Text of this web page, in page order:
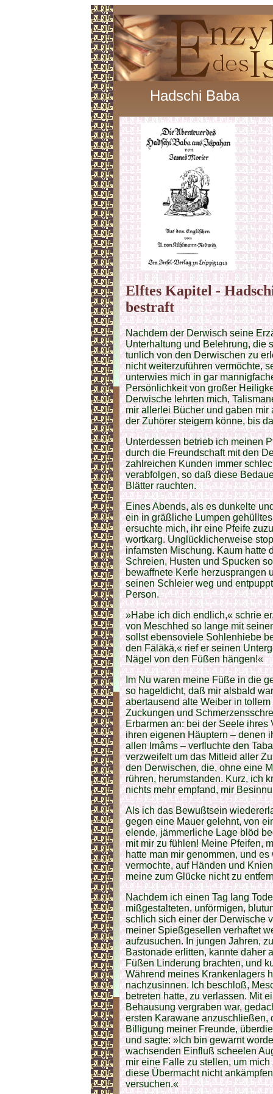
Hadschi Baba
Elftes Kapitel -
bestraft
Nachdem der Derwisch seine
Unterhaltung und Belehrung, die
tunlich von den Derwischen zu
nicht weiterzuführen vermöchte,
unterwies mich in gar
Persönlichkeit von großer
Derwische lehrten mich,
mir allerlei Bücher und gaben
der Zuhörer steigern könne, bis
Unterdessen betrieb ich meinen
durch die Freundschaft mit den
zahlreichen Kunden immer
verabfolgen, so daß diese
Blätter rauchten.
Eines Abends, als es dunkelte
ein in gräßliche Lumpen
ersuchte mich, ihr eine Pfeife
wortkarg. Unglücklicherweise
infamsten Mischung. Kaum hatte
Schreien, Husten und Spucken
bewaffnete Kerle herzusprangen
seinen Schleier weg und
Person.
»Habe ich dich endlich,« schrie
von Meschhed so lange mit
sollst ebensoviele Sohlenhiebe
den Fäläkä,« rief er seinen
Nägel von den Füßen hängen!«
Im Nu waren meine Füße in die
so hageldicht, daß mir alsbald
abertausend alte Weiber in
Zuckungen und
Erbarmen an: bei der Seele ihres
ihren eigenen Häuptern – denen
allen Imâms – verfluchte den
verzweifelt um das Mitleid aller
den Derwischen, die, ohne eine
rühren, herumstanden. Kurz, ich
nichts mehr empfand, mir
Als ich das Bewußtsein
gegen eine Mauer gelehnt, von
elende, jämmerliche Lage blöd
mit mir zu fühlen! Meine Pfeifen,
hatte man mir genommen, und
vermochte, auf Händen und
meine zum Glücke nicht zu
Nachdem ich einen Tag lang
mißgestalteten, unförmigen,
schlich sich einer der Derwische
meiner Spießgesellen verhaftet
aufzusuchen. In jungen Jahren,
Bastonade erlitten, kannte daher
Füßen Linderung brachten, und
Während meines Krankenlagers
nachzusinnen. Ich beschloß,
betreten hatte, zu verlassen. Mit
Behausung vergraben war,
ersten Karawane anzuschließen,
Billigung meiner Freunde,
und sagte: »Ich bin gewarnt
wachsenden Einfluß scheelen
mir eine Falle zu stellen, um
diese Übermacht nicht
versuchen.«